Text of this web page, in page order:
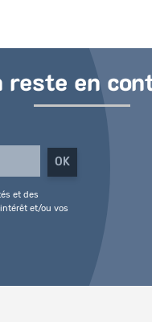
reste en
et des
et/ou vos